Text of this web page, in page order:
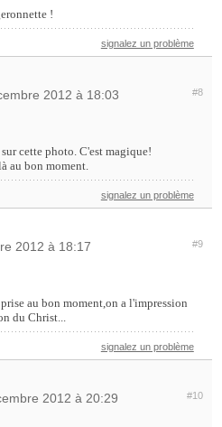
!
signalez un problème
2012 à 18:03 #8
cette photo. C'est magique!
au bon moment.
signalez un problème
2012 à 18:17 #9
au bon moment,on a l'impression
du Christ...
signalez un problème
2012 à 20:29 #10